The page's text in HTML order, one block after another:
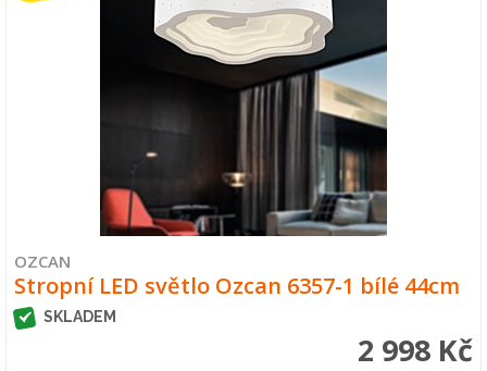
OZCAN
Stropní LED světlo Ozcan 6357-1 bílé 44cm
SKLADEM
2 998 Kč